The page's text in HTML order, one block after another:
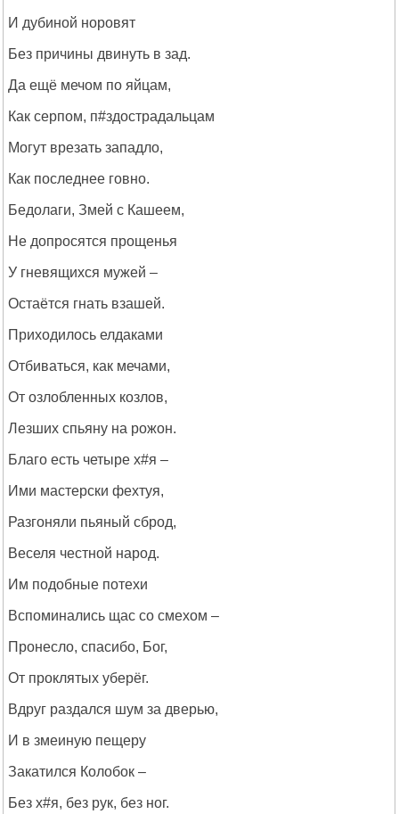
И дубиной норовят
Без причины двинуть в зад.
Да ещё мечом по яйцам,
Как серпом, п#здострадальцам
Могут врезать западло,
Как последнее говно.
Бедолаги, Змей с Кашеем,
Не допросятся прощенья
У гневящихся мужей –
Остаётся гнать взашей.
Приходилось елдаками
Отбиваться, как мечами,
От озлобленных козлов,
Лезших спьяну на рожон.
Благо есть четыре х#я –
Ими мастерски фехтуя,
Разгоняли пьяный сброд,
Веселя честной народ.
Им подобные потехи
Вспоминались щас со смехом –
Пронесло, спасибо, Бог,
От проклятых уберёг.
Вдруг раздался шум за дверью,
И в змеиную пещеру
Закатился Колобок –
Без х#я, без рук, без ног.